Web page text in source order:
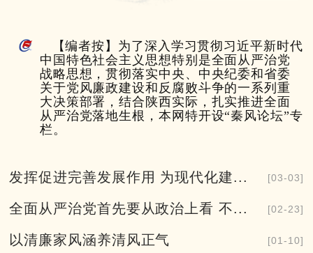
【编者按】为了深入学习贯彻习近平新时代
中国特色社会主义思想特别是全面从严治党
战略思想，贯彻落实中央、中央纪委和省委
关于党风廉政建设和反腐败斗争的一系列重
大决策部署，结合陕西实际，扎实推进全面
从严治党落地生根，本网特开设“秦风论坛”专
栏。
发挥促进完善发展作用 为现代化建... [03-03]
全面从严治党首先要从政治上看 不... [02-23]
以清廉家风涵养清风正气 [01-10]